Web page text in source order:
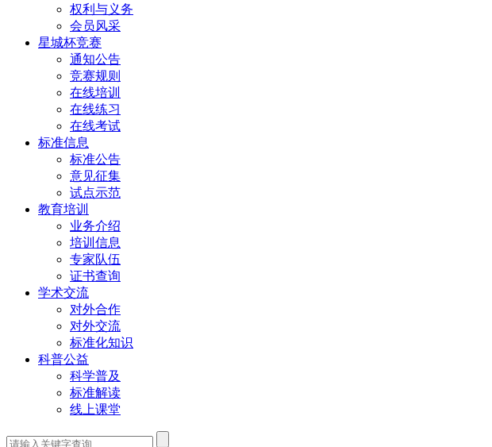
权利与义务
会员风采
星城杯竞赛
通知公告
竞赛规则
在线培训
在线练习
在线考试
标准信息
标准公告
意见征集
试点示范
教育培训
业务介绍
培训信息
专家队伍
证书查询
学术交流
对外合作
对外交流
标准化知识
科普公益
科学普及
标准解读
线上课堂